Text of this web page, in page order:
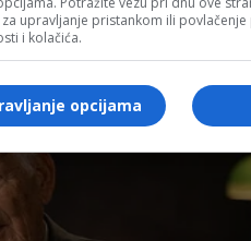
upravljanje pristankom ili
i kolačića.
opcijama